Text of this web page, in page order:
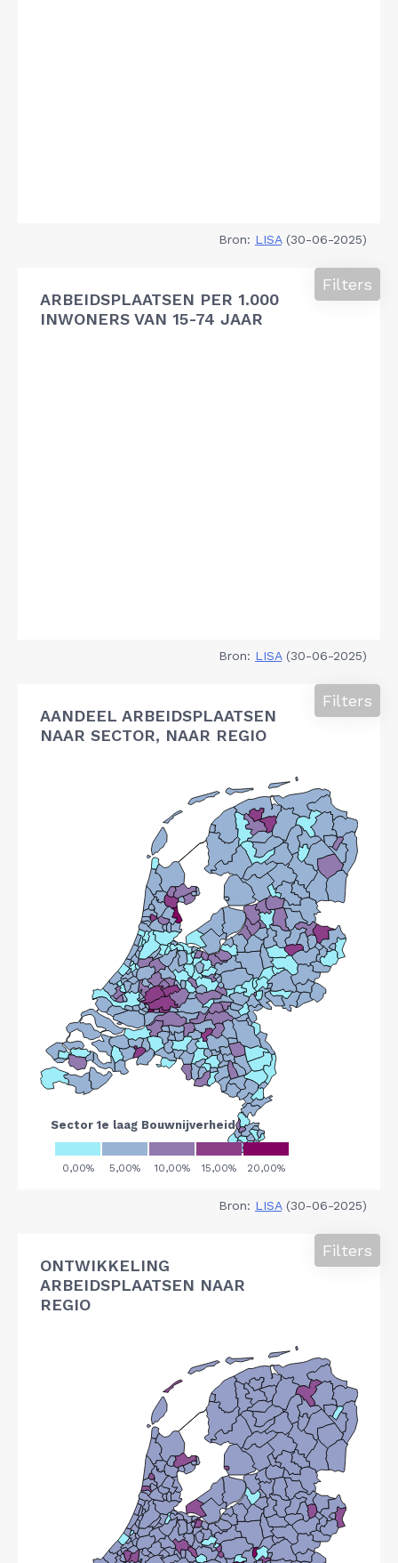
Bron: LISA(30-06-2025)
ARBEIDSPLAATSEN PER 1.000
INWONERS VAN 15-74 JAAR
Filters
Bron: LISA(30-06-2025)
AANDEEL ARBEIDSPLAATSEN
NAAR SECTOR, NAAR REGIO
Filters
Bron: LISA(30-06-2025)
ONTWIKKELING
ARBEIDSPLAATSEN NAAR
REGIO
Filters